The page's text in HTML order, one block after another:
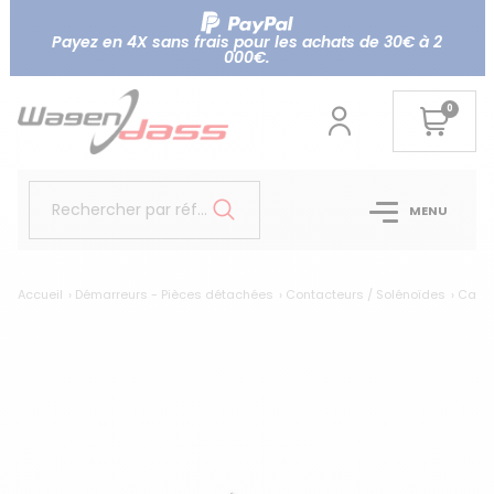
Payez en 4X sans frais pour les achats de 30€ à 2
000€.
0
Rechercher par référence... MENU
Accueil Démarreurs - Pièces détachées Contacteurs / Solénoïdes